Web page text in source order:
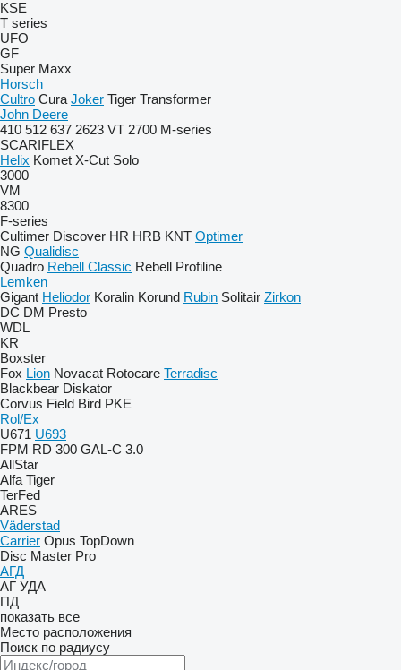
KSE
T series
UFO
GF
Super Maxx
Horsch
Cultro Cura Joker Tiger Transformer
John Deere
410 512 637 2623 VT 2700 M-series
SCARIFLEX
Helix Komet X-Cut Solo
3000
VM
8300
F-series
Cultimer Discover HR HRB KNT Optimer
NG Qualidisc
Quadro Rebell Classic Rebell Profiline
Lemken
Gigant Heliodor Koralin Korund Rubin Solitair Zirkon
DC DM Presto
WDL
KR
Boxster
Fox Lion Novacat Rotocare Terradisc
Blackbear Diskator
Corvus Field Bird PKE
Rol/Ex
U671 U693
FPM RD 300 GAL-C 3.0
AllStar
Alfa Tiger
TerFed
ARES
Väderstad
Carrier Opus TopDown
Disc Master Pro
АГД
АГ УДА
ПД
показать все
Место расположения
Поиск по радиусу